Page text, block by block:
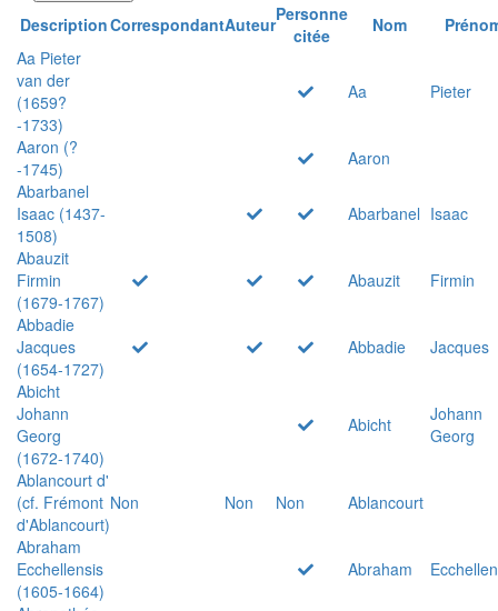
DescriptionCorrespondantAuteurPersonne
citée
Nom
Aa Pieter
van der
(1659?
-1733)
Aa Pieter
Aaron (?
-1745)
Aaron
Abarbanel
Isaac (1437-
1508)
Abarbanel Isaac
Abauzit
Firmin
(1679-1767)
Abauzit
Firmin
Abbadie
Jacques
(1654-1727)
Abbadie
Jacques
Abicht
Johann
Georg
(1672-1740)
Abicht
Johann
Georg
Ablancourt d'
(cf. Frémont
d'Ablancourt)
Non Non Non
Ablancourt
Abraham
Ecchellensis
(1605-1664)
Abraham